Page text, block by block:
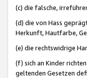
(c) die falsche,
(d) die von Hass
Herkunft, Hautfarbe,
(e) die rechtswidrige
(f) sich an Kinder
geltenden Gesetzen